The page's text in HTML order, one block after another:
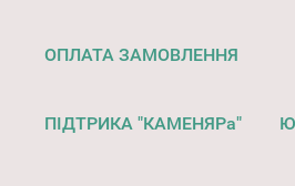
ОПЛАТА ЗАМОВЛЕННЯ
ПІДТРИКА "КАМЕНЯРа"